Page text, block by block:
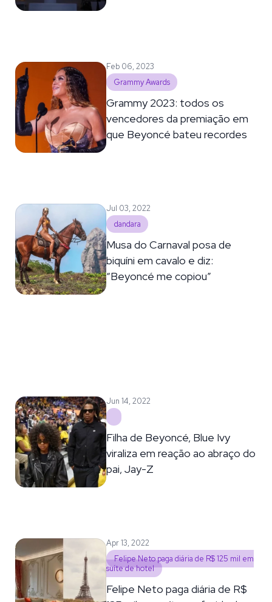
Feb 06, 2023
Grammy Awards
Grammy 2023: todos os
vencedores da premiação em
que Beyoncé bateu recordes
Jul 03, 2022
dandara
Musa do Carnaval posa de
biquíni em cavalo e diz:
“Beyoncé me copiou”
Jun 14, 2022
Filha de Beyoncé, Blue Ivy
viraliza em reação ao abraço do
pai, Jay-Z
Apr 13, 2022
Felipe Neto paga diária de R$ 125 mil em
suíte de hotel
Felipe Neto paga diária de R$